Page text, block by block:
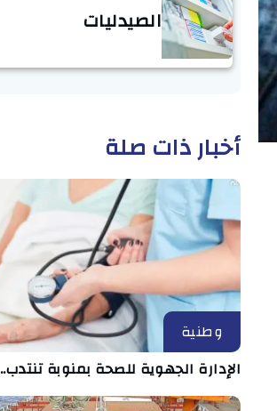
الصيدليات
أخبار ذات صلة
وطنية
الإدارة الجهوية للصحة بمنوبة تنتدب..